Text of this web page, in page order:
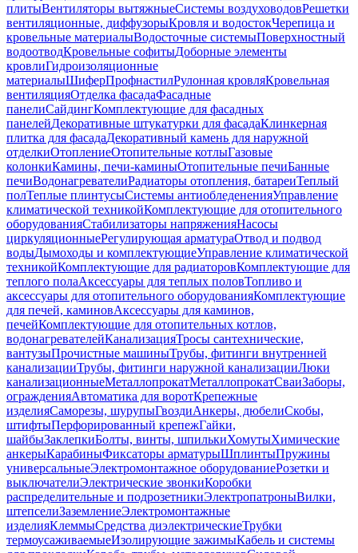
плитыВентиляторы вытяжныеСистемы воздуховодовРешетки
вентиляционные, диффузорыКровля и водостокЧерепица и
кровельные материалыВодосточные системыПоверхностный
водоотводКровельные софитыДоборные элементы
кровлиГидроизоляционные
материалыШиферПрофнастилРулонная кровляКровельная
вентиляцияОтделка фасадаФасадные
панелиСайдингКомплектующие для фасадных
панелейДекоративные штукатурки для фасадаКлинкерная
плитка для фасадаДекоративный камень для наружной
отделкиОтоплениеОтопительные котлыГазовые
колонкиКамины, печи-каминыОтопительные печиБанные
печиВодонагревателиРадиаторы отопления, батареиТеплый
полТеплые плинтусыСистемы антиобледененияУправление
климатической техникойКомплектующие для отопительного
оборудованияСтабилизаторы напряженияНасосы
циркуляционныеРегулирующая арматураОтвод и подвод
водыДымоходы и комплектующиеУправление климатической
техникойКомплектующие для радиаторовКомплектующие для
теплого полаАксессуары для теплых половТопливо и
аксессуары для отопительного оборудованияКомплектующие
для печей, каминовАксессуары для каминов,
печейКомплектующие для отопительных котлов,
водонагревателейКанализацияТросы сантехнические,
вантузыПрочистные машиныТрубы, фитинги внутренней
канализацииТрубы, фитинги наружной канализацииЛюки
канализационныеМеталлопрокатМеталлопрокатСваиЗаборы,
огражденияАвтоматика для воротКрепежные
изделияСаморезы, шурупыГвоздиАнкеры, дюбелиСкобы,
штифтыПерфорированный крепежГайки,
шайбыЗаклепкиБолты, винты, шпилькиХомутыХимические
анкерыКарабиныФиксаторы арматурыШплинтыПружины
универсальныеЭлектромонтажное оборудованиеРозетки и
выключателиЭлектрические звонкиКоробки
распределительные и подрозетникиЭлектропатроныВилки,
штепселиЗаземлениеЭлектромонтажные
изделияКлеммыСредства диэлектрическиеТрубки
термоусаживаемыеИзолирующие зажимыКабель и системы